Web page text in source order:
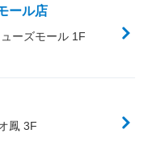
ール店
ーズモール 1F
鳳 3F